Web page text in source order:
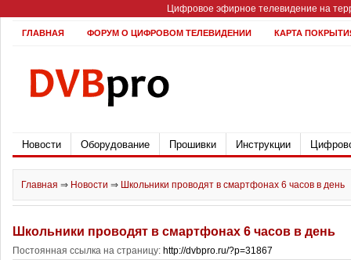
Цифровое эфирное телевидение на
ГЛАВНАЯ ФОРУМ О ЦИФРОВОМ ТЕЛЕВИДЕНИИ КАРТА
Новости Оборудование Прошивки Инструкции
Главная ⇒ Новости ⇒ Школьники проводят в смартфонах 6 часов в день
Школьники проводят в смартфонах 6 часов в день
Постоянная ссылка на страницу: http://dvbpro.ru/?p=31867